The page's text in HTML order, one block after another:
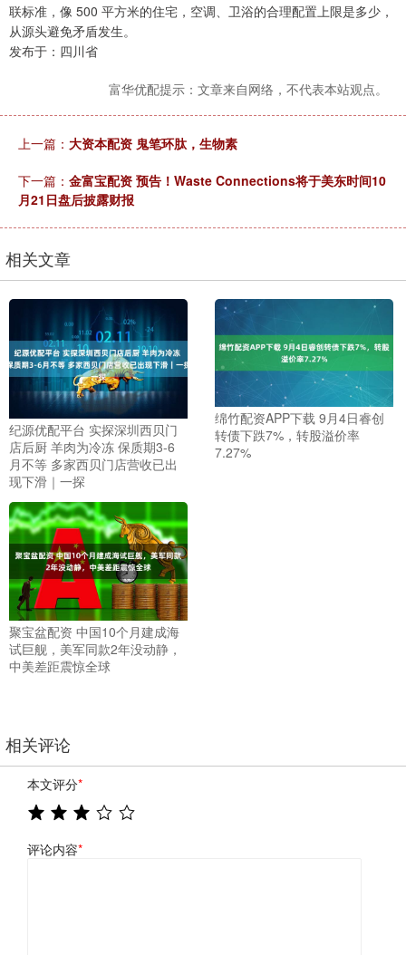
联标准，像 500 平方米的住宅，空调、卫浴的合理配置上限是多少，
从源头避免矛盾发生。
发布于：四川省
富华优配提示：文章来自网络，不代表本站观点。
上一篇： 大资本配资 鬼笔环肽，生物素
下一篇： 金富宝配资 预告！Waste Connections将于美东时间10
月21日盘后披露财报
相关文章
纪源优配平台 实探深圳西贝门
店后厨 羊肉为冷冻 保质期3-6
月不等 多家西贝门店营收已出
现下滑｜一探
绵竹配资APP下载 9月4日睿创
转债下跌7%，转股溢价率
7.27%
聚宝盆配资 中国10个月建成海
试巨舰，美军同款2年没动静，
中美差距震惊全球
相关评论
本文评分*
评论内容*